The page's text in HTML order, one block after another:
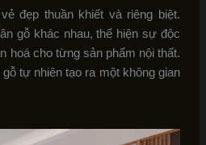
đẹp thuần khiết và riêng biệt.
gỗ khác nhau, thể hiện sự độc
hoá cho từng sản phẩm nội thất.
tự nhiên tạo ra một không gian